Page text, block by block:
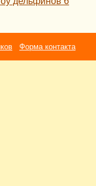
Форма контакта